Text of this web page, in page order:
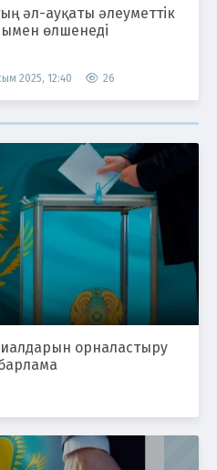
әл-ауқаты әлеуметтік
өлшенеді
2025, 12:40 26
орналастыру